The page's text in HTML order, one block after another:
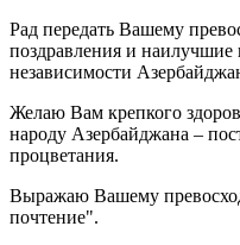
Рад передать Вашему
поздравления и
независимости
Желаю Вам крепкого
народу Азербайджана –
процветания.
Выражаю Вашему
почтение".